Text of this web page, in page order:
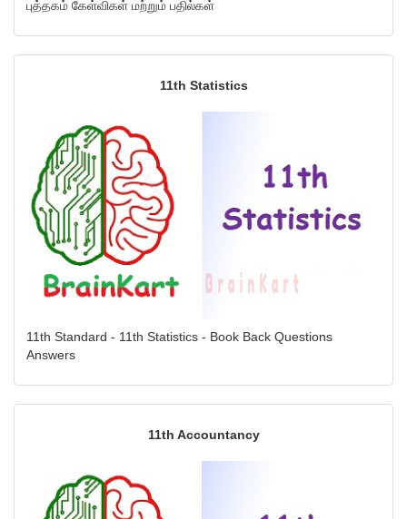
புத்தகம் கேள்விகள் மற்றும் பதில்கள்
11th Statistics
11th Standard - 11th Statistics - Book Back Questions
Answers
11th Accountancy